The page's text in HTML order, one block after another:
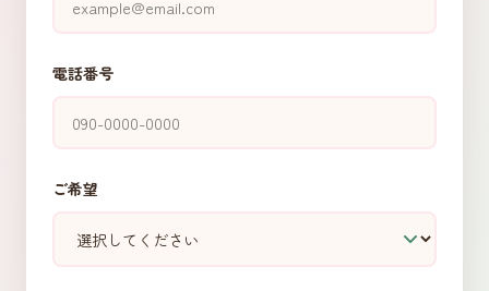
電話番号
ご希望